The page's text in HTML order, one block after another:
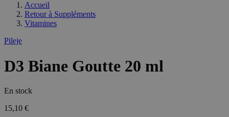
Accueil
Retour à Suppléments
Vitamines
Pileje
D3 Biane Goutte 20 ml
En stock
15,10 €